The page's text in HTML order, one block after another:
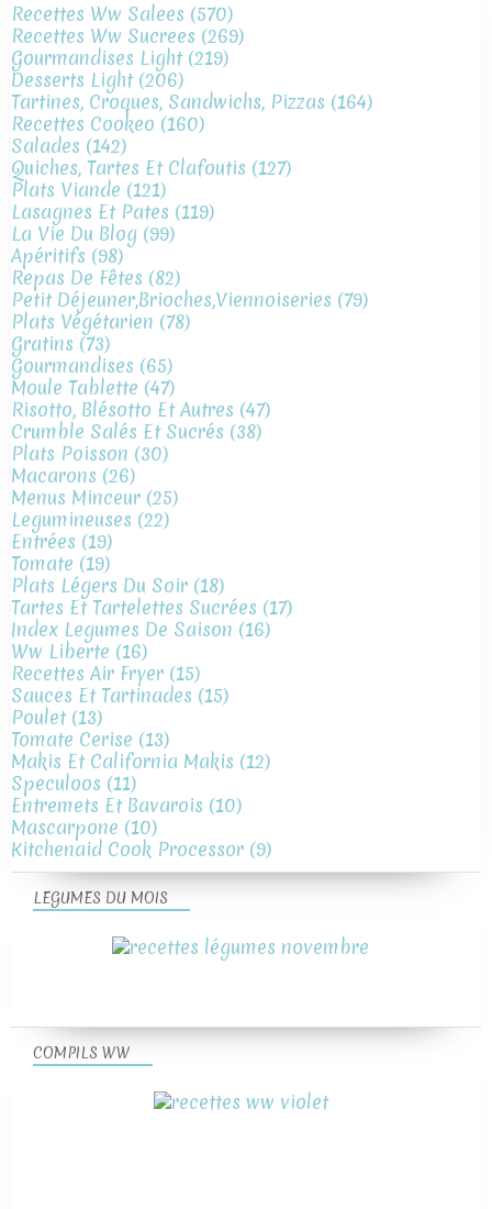
Recettes Ww Salees (570)
Recettes Ww Sucrees (269)
Gourmandises Light(219)
Desserts Light(206)
Tartines, Croques, Sandwichs, Pizzas (164)
Recettes Cookeo (160)
Salades (142)
Quiches, Tartes Et Clafoutis (127)
Plats Viande (121)
Lasagnes Et Pates (119)
La Vie Du Blog (99)
Apéritifs (98)
Repas De Fêtes (82)
Petit Déjeuner,brioches,viennoiseries (79)
Plats Végétarien (78)
Gratins (73)
Gourmandises (65)
Moule Tablette (47)
Risotto, Blésotto Et Autres (47)
Crumble Salés Et Sucrés (38)
Plats Poisson (30)
Macarons (26)
Menus Minceur (25)
Legumineuses (22)
Entrées (19)
Tomate (19)
Plats Légers Du Soir (18)
Tartes Et Tartelettes Sucrées (17)
Index Legumes De Saison (16)
Ww Liberte (16)
Recettes Air Fryer (15)
Sauces Et Tartinades (15)
Poulet(13)
Tomate Cerise (13)
Makis Et California Makis (12)
Speculoos (11)
Entremets Et Bavarois (10)
Mascarpone (10)
Kitchenaid Cook Processor (9)
LEGUMES DU MOIS
COMPILS WW